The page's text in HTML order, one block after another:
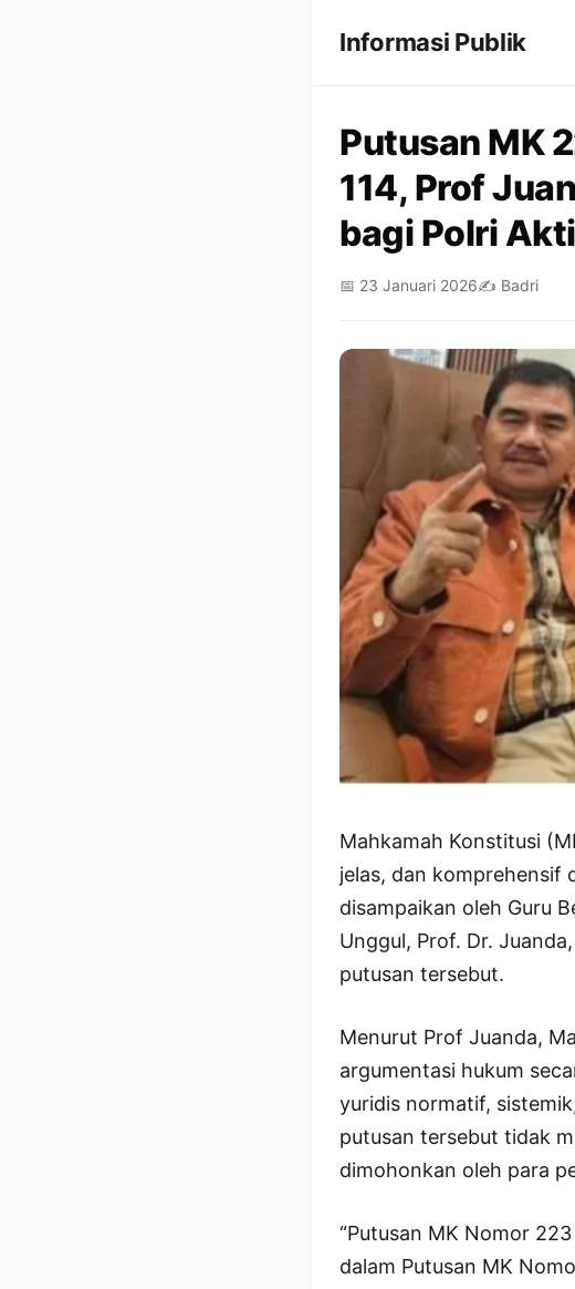
Informasi Publik
Putusan MK
114, Prof
bagi Polri
📅 23 Januari 2026✍️ Badri
Mahkamah Konstitusi
jelas, dan komprehensif
disampaikan oleh Guru
Unggul, Prof. Dr.
putusan tersebut.
Menurut Prof Juanda,
argumentasi hukum
yuridis normatif,
putusan tersebut tidak
dimohonkan oleh para
“Putusan MK Nomor
dalam Putusan MK